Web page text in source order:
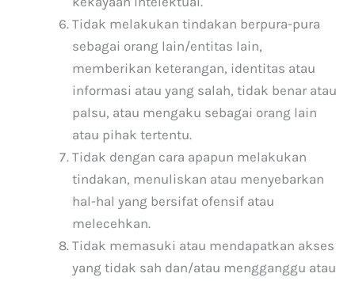
Tidak melakukan tindakan berpura-pura
sebagai orang lain/entitas lain,
memberikan keterangan, identitas atau
informasi atau yang salah, tidak benar atau
palsu, atau mengaku sebagai orang lain
atau pihak tertentu.
Tidak dengan cara apapun melakukan
tindakan, menuliskan atau menyebarkan
hal-hal yang bersifat ofensif atau
melecehkan.
Tidak memasuki atau mendapatkan akses
yang tidak sah dan/atau mengganggu atau